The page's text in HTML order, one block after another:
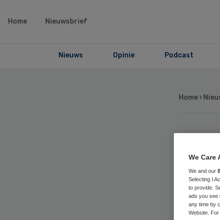
Home Nieuwsbrief
Nieuws Opinie Podcast
Home ›
We Care
We and our
Selecting I
to provide.
ads you see
any time by
Website.